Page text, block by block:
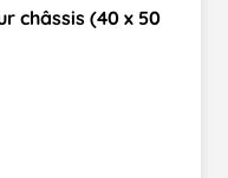
châssis (40 x 50